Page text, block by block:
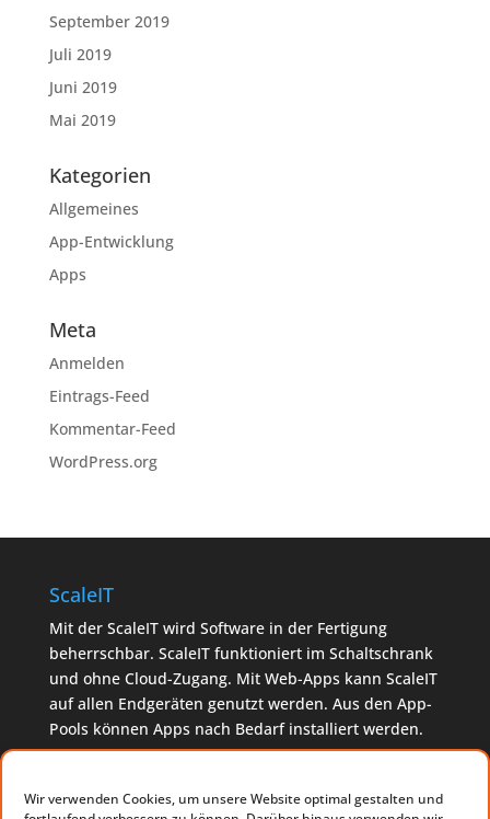
Wir verwenden Cookies, um unsere Website optimal gestalten und
September 2019
Juli 2019
Juni 2019
Mai 2019
Kategorien
Allgemeines
App-Entwicklung
Apps
Meta
Anmelden
Eintrags-Feed
Kommentar-Feed
WordPress.org
ScaleIT
Mit der ScaleIT wird Software in der Fertigung
beherrschbar. ScaleIT funktioniert im Schaltschrank
und ohne Cloud-Zugang. Mit Web-Apps kann ScaleIT
auf allen Endgeräten genutzt werden. Aus den App-
Pools können Apps nach Bedarf installiert werden.